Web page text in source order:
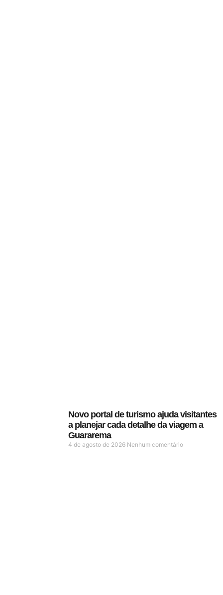
Novo portal de turismo ajuda visitantes
a planejar cada detalhe da viagem a
Guararema
4 de agosto de 2026 Nenhum comentário